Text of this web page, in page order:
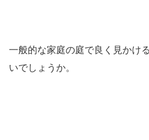
一般的な家庭の庭で良く見かけ
いでしょうか。